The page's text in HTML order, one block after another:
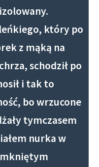
który po
z mąką na
schodził po
i tak to
bo wrzucone
tymczasem
nurka w